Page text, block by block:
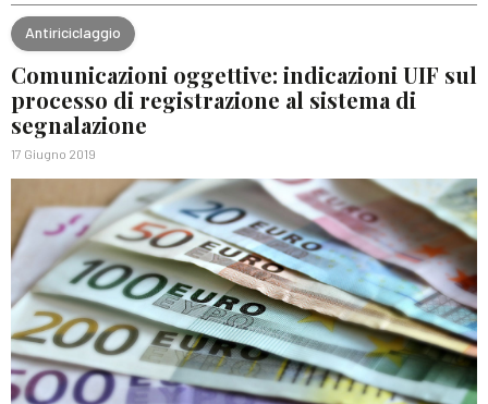
Antiriciclaggio
Comunicazioni oggettive: indicazioni UIF sul
processo di registrazione al sistema di
segnalazione
17 Giugno 2019